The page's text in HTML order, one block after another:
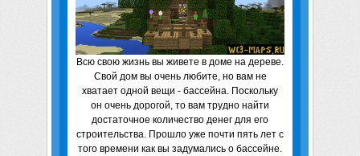
Всю свою жизнь вы живете в доме на дереве.
Свой дом вы очень любите, но вам не
хватает одной вещи - бассейна. Поскольку
он очень дорогой, то вам трудно найти
достаточное количество денег для его
строительства. Прошло уже почти пять лет с
того времени как вы задумались о бассейне.